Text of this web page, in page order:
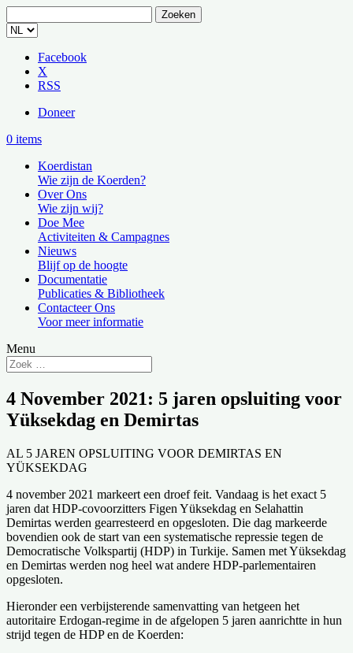
naar:
Facebook
X
RSS
Doneer
0 items
Koerdistan
Wie zijn de Koerden?
Over Ons
Wie zijn wij?
Doe Mee
Activiteiten & Campagnes
Nieuws
Blijf op de hoogte
Documentatie
Publicaties & Bibliotheek
Contacteer Ons
Voor meer informatie
Menu
4 November 2021: 5 jaren opsluiting voor
Yüksekdag en Demirtas
AL 5 JAREN OPSLUITING VOOR DEMIRTAS EN
YÜKSEKDAG
4 november 2021 markeert een droef feit. Vandaag is het exact 5
jaren dat HDP-covoorzitters Figen Yüksekdag en Selahattin
Demirtas werden gearresteerd en opgesloten. Die dag markeerde
bovendien ook de start van een systematische repressie tegen de
Democratische Volkspartij (HDP) in Turkije. Samen met Yüksekdag
en Demirtas werden nog heel wat andere HDP-parlementairen
opgesloten.
Hieronder een verbijsterende samenvatting van hetgeen het
autoritaire Erdogan-regime in de afgelopen 5 jaren aanrichtte in hun
strijd tegen de HDP en de Koerden: